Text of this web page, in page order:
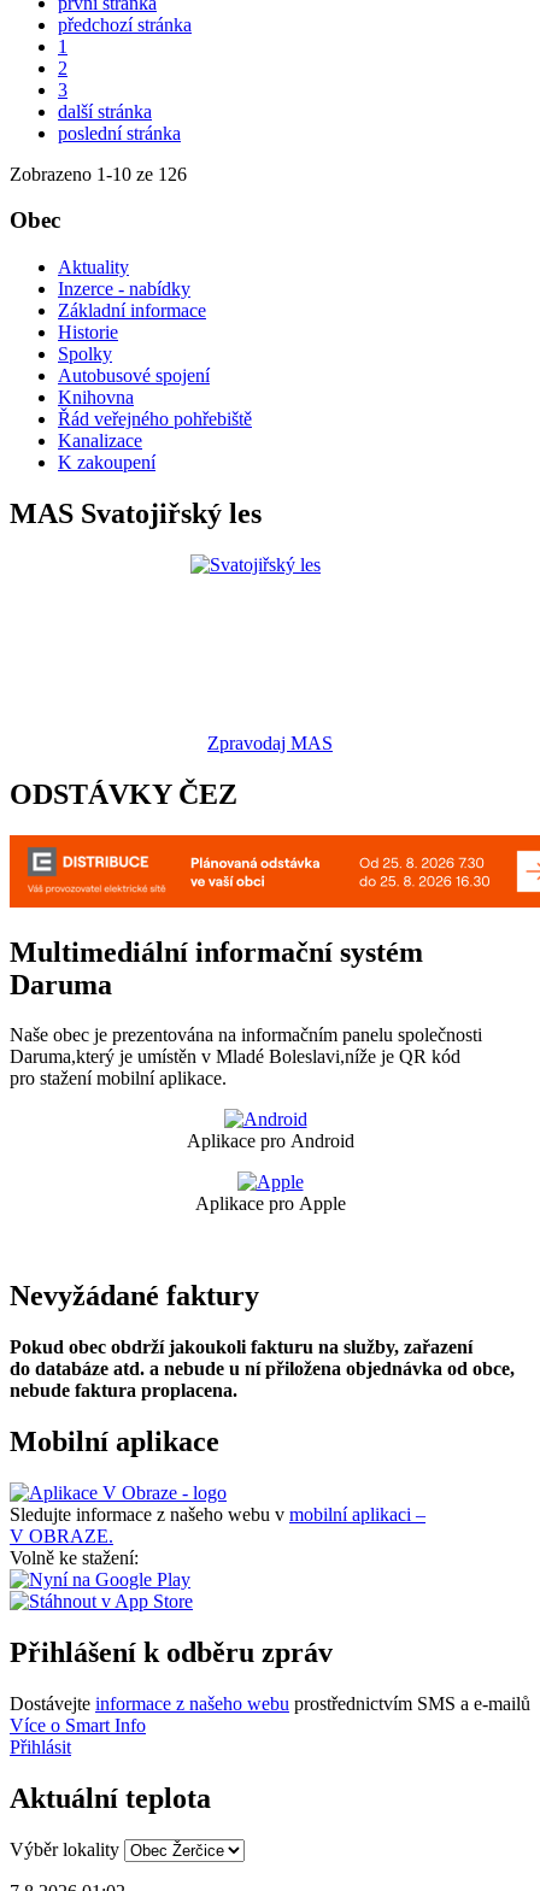
předchozí stránka
1
2
3
další stránka
poslední stránka
Zobrazeno 1-10 ze 126
Obec
Aktuality
Inzerce - nabídky
Základní informace
Historie
Spolky
Autobusové spojení
Knihovna
Řád veřejného pohřebiště
Kanalizace
K zakoupení
MAS Svatojiřský les
Zpravodaj MAS
ODSTÁVKY ČEZ
Multimediální informační systém
Daruma
Naše obec je prezentována na informačním panelu společnosti
Daruma,který je umístěn v Mladé Boleslavi,níže je QR kód
pro stažení mobilní aplikace.
Aplikace pro Android
Aplikace pro Apple
Nevyžádané faktury
Pokud obec obdrží jakoukoli fakturu na služby, zařazení
do databáze atd. a nebude u ní přiložena objednávka od obce,
nebude faktura proplacena.
Mobilní aplikace
Sledujte informace z našeho webu v mobilní aplikaci –
V OBRAZE.
Volně ke stažení:
Přihlášení k odběru zpráv
Dostávejte informace z našeho webu prostřednictvím SMS a e-mailů
Více o Smart Info
Přihlásit
Aktuální teplota
Výběr lokality